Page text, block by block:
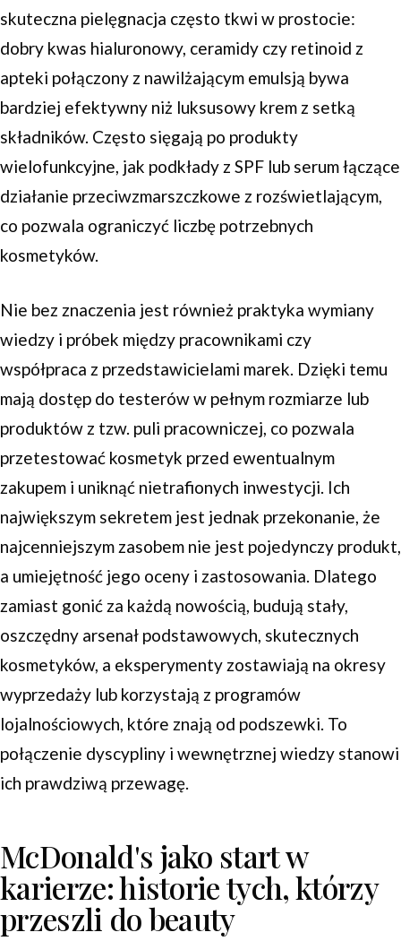
skuteczna pielęgnacja często tkwi w prostocie:
dobry kwas hialuronowy, ceramidy czy retinoid z
apteki połączony z nawilżającym emulsją bywa
bardziej efektywny niż luksusowy krem z setką
składników. Często sięgają po produkty
wielofunkcyjne, jak podkłady z SPF lub serum łączące
działanie przeciwzmarszczkowe z rozświetlającym,
co pozwala ograniczyć liczbę potrzebnych
kosmetyków.
Nie bez znaczenia jest również praktyka wymiany
wiedzy i próbek między pracownikami czy
współpraca z przedstawicielami marek. Dzięki temu
mają dostęp do testerów w pełnym rozmiarze lub
produktów z tzw. puli pracowniczej, co pozwala
przetestować kosmetyk przed ewentualnym
zakupem i uniknąć nietrafionych inwestycji. Ich
największym sekretem jest jednak przekonanie, że
najcenniejszym zasobem nie jest pojedynczy produkt,
a umiejętność jego oceny i zastosowania. Dlatego
zamiast gonić za każdą nowością, budują stały,
oszczędny arsenał podstawowych, skutecznych
kosmetyków, a eksperymenty zostawiają na okresy
wyprzedaży lub korzystają z programów
lojalnościowych, które znają od podszewki. To
połączenie dyscypliny i wewnętrznej wiedzy stanowi
ich prawdziwą przewagę.
McDonald's jako start w
karierze: historie tych, którzy
przeszli do beauty